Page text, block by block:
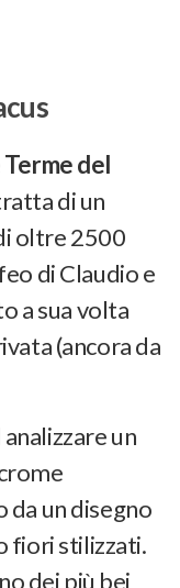
Terme del
di un
oltre 2500
di Claudio e
a sua volta
(ancora da
un
un disegno
fiori stilizzati.
dei più bei